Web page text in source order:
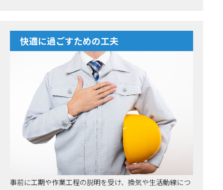
快適に過ごすための工夫
事前に工期や作業工程の説明を受け、換気や生活動線につ